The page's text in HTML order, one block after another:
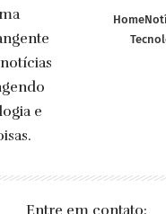
e
Home
Entre em contato: